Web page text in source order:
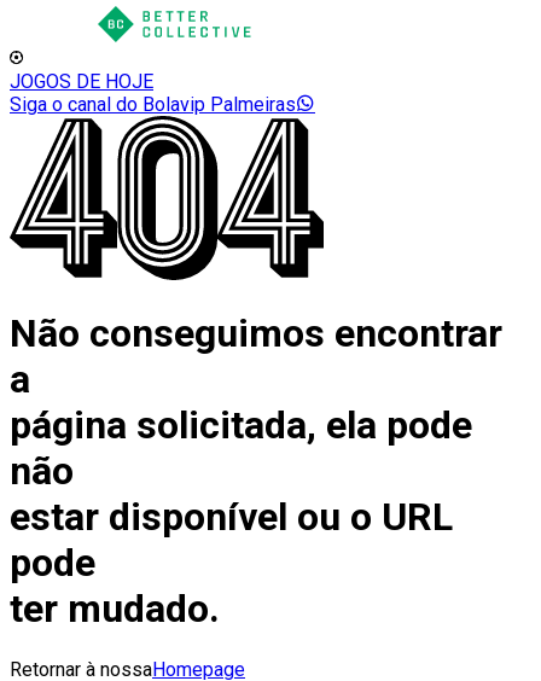
JOGOS DE HOJE
Siga o canal do Bolavip Palmeiras
Não conseguimos encontrar
a
página solicitada, ela pode
não
estar disponível ou o URL
pode
ter mudado.
Retornar à nossaHomepage